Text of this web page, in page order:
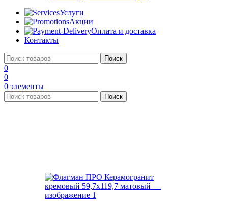
Услуги
Акции
Оплата и доставка
Контакты
Поиск
0
0
0 элементы
Поиск